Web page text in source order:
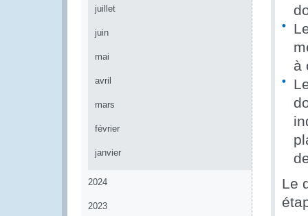
juillet
juin
mai
avril
mars
février
janvier
2024
2023
à
Le